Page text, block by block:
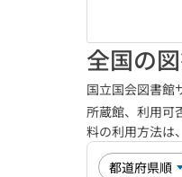
全国の
国立国会図書館
所蔵館、利用可
料の利用方法は